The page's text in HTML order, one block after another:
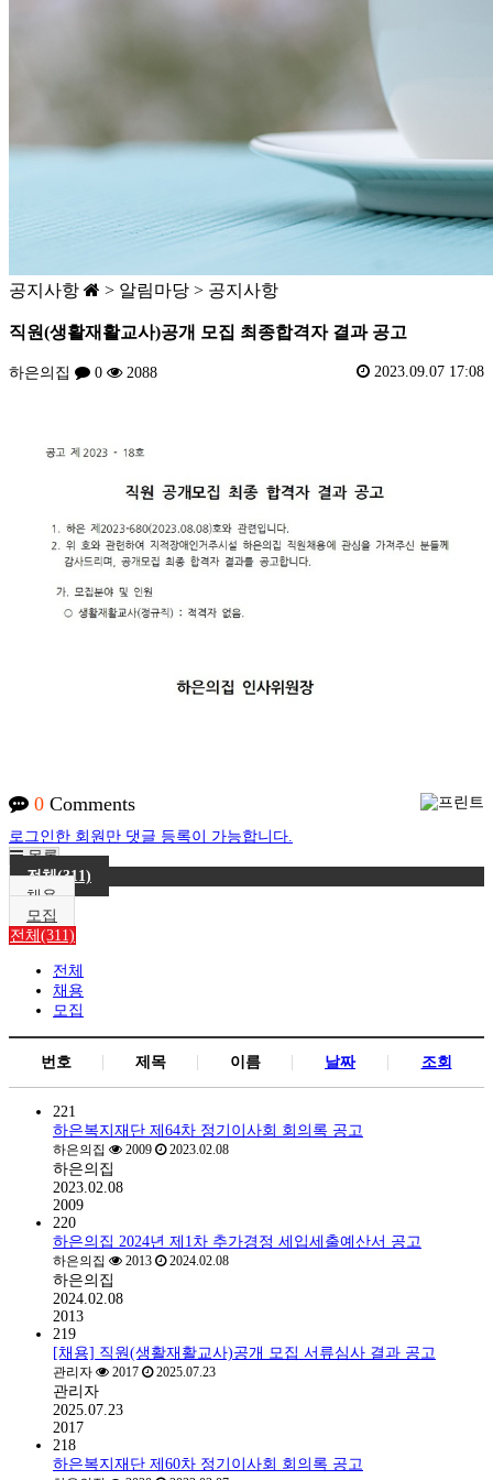
공지사항 > 알림마당 > 공지사항
직원(생활재활교사)공개 모집 최종합격자 결과 공고
하은의집 0 2088 2023.09.07 17:08
0 Comments
로그인한 회원만 댓글 등록이 가능합니다.
목록
전체(311)
채용
모집
전체(311)
전체
채용
모집
번호 제목 이름 날짜 조회
221
하은복지재단 제64차 정기이사회 회의록 공고
하은의집 2009 2023.02.08
하은의집
2023.02.08
2009
220
하은의집 2024년 제1차 추가경정 세입세출예산서 공고
하은의집 2013 2024.02.08
하은의집
2024.02.08
2013
219
[채용] 직원(생활재활교사)공개 모집 서류심사 결과 공고
관리자 2017 2025.07.23
관리자
2025.07.23
2017
218
하은복지재단 제60차 정기이사회 회의록 공고